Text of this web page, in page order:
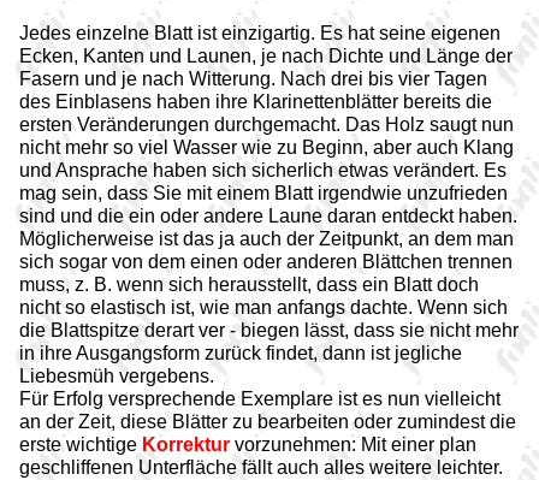
Jedes einzelne Blatt ist einzigartig. Es hat seine eigenen
Ecken, Kanten und Launen, je nach Dichte und Länge der
Fasern und je nach Witterung. Nach drei bis vier Tagen
des Einblasens haben ihre Klarinettenblätter bereits die
ersten Veränderungen durchgemacht. Das Holz saugt nun
nicht mehr so viel Wasser wie zu Beginn, aber auch Klang
und Ansprache haben sich sicherlich etwas verändert. Es
mag sein, dass Sie mit einem Blatt irgendwie unzufrieden
sind und die ein oder andere Laune daran entdeckt haben.
Möglicherweise ist das ja auch der Zeitpunkt, an dem man
sich sogar von dem einen oder anderen Blättchen trennen
muss, z. B. wenn sich herausstellt, dass ein Blatt doch
nicht so elastisch ist, wie man anfangs dachte. Wenn sich
die Blattspitze derart ver - biegen lässt, dass sie nicht mehr
in ihre Ausgangsform zurück findet, dann ist jegliche
Liebesmüh vergebens.
Für Erfolg versprechende Exemplare ist es nun vielleicht
an der Zeit, diese Blätter zu bearbeiten oder zumindest die
erste wichtige Korrektur vorzunehmen: Mit einer plan
geschliffenen Unterfläche fällt auch alles weitere leichter.